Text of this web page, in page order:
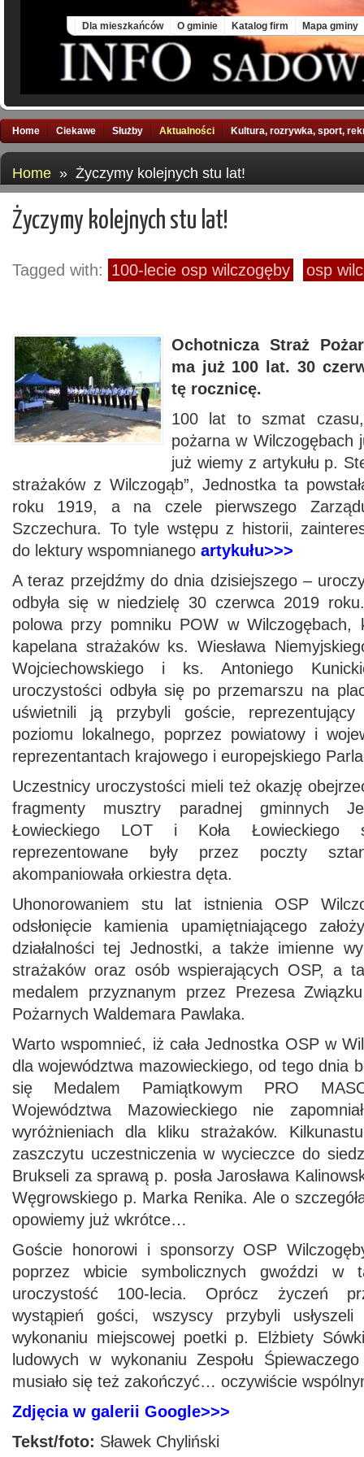
Dla mieszkańców O gminie Katalog firm Mapa gminy
Home Ciekawe Służby Aktualności Kultura, rozrywka, sport,
Home » Życzymy kolejnych stu lat!
Życzymy kolejnych stu lat!
Tagged with: 100-lecie osp wilczogęby osp
Ochotnicza Straż
ma już 100 lat. 30
tę rocznicę.
100 lat to szmat
pożarna w Wilczogębach
już wiemy z artykułu p.
strażaków z Wilczogąb”, Jednostka ta
roku 1919, a na czele pierwszego
Szczechura. To tyle wstępu z historii,
do lektury wspomnianego artykułu>>>
A teraz przejdźmy do dnia dzisiejszego –
odbyła się w niedzielę 30 czerwca 2019
polowa przy pomniku POW w Wilczogębach,
kapelana strażaków ks. Wiesława
Wojciechowskiego i ks. Antoniego
uroczystości odbyła się po przemarszu na
uświetnili ją przybyli goście,
poziomu lokalnego, poprzez powiatowy i
reprezentantach krajowego i europejskiego
Uczestnicy uroczystości mieli też okazję
fragmenty musztry paradnej gminnych
Łowieckiego LOT i Koła Łowieckiego
reprezentowane były przez poczty
akompaniowała orkiestra dęta.
Uhonorowaniem stu lat istnienia OSP
odsłonięcie kamienia upamiętniającego
działalności tej Jednostki, a także imienne
strażaków oraz osób wspierających OSP, a
medalem przyznanym przez Prezesa
Pożarnych Waldemara Pawlaka.
Warto wspomnieć, iż cała Jednostka OSP w
dla województwa mazowieckiego, od tego dnia
się Medalem Pamiątkowym PRO
Województwa Mazowieckiego nie
wyróżnieniach dla kliku strażaków.
zaszczytu uczestniczenia w wycieczce do
Brukseli za sprawą p. posła Jarosława
Węgrowskiego p. Marka Renika. Ale o
opowiemy już wkrótce…
Goście honorowi i sponsorzy OSP
poprzez wbicie symbolicznych gwoździ w
uroczystość 100-lecia. Oprócz życzeń
wystąpień gości, wszyscy przybyli
wykonaniu miejscowej poetki p. Elżbiety
ludowych w wykonaniu Zespołu
musiało się też zakończyć… oczywiście
Zdjęcia w galerii Google>>>
Tekst/foto: Sławek Chyliński